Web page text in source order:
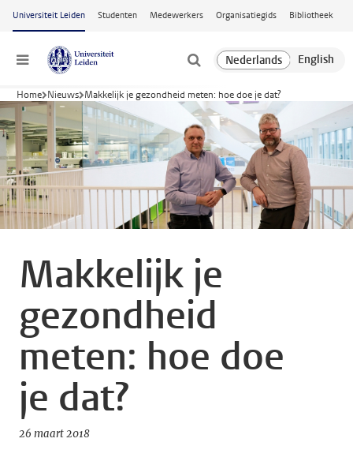
Ga naar hoofdinhoud
Universiteit Leiden Studenten Medewerkers Organisatiegids Bibliotheek
Menu
Home Nieuws Makkelijk je gezondheid meten: hoe doe je dat?
Makkelijk je
gezondheid
meten: hoe doe
je dat?
26 maart 2018